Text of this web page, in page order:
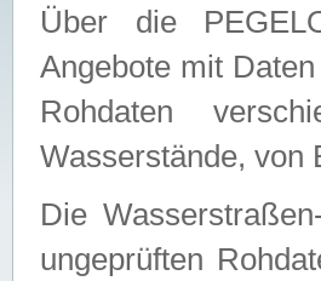
Über die
Angebote mit
Rohdaten
Wasserstände, von
Die
ungeprüften